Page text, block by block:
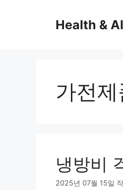
Health &
가전제
냉방비
2025년 07월 15일